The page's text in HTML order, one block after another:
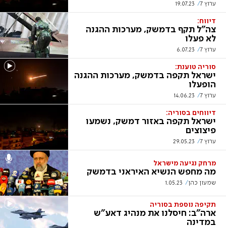
ערוץ 7 19.07.23
דיווח:
צה"ל תקף בדמשק, מערכות ההגנה
לא פעלו
ערוץ 7 6.07.23
סוריה טוענת:
ישראל תקפה בדמשק, מערכות ההגנה
הופעלו
ערוץ 7 14.06.23
דיווחים בסוריה:
ישראל תקפה באזור דמשק, נשמעו
פיצוצים
ערוץ 7 29.05.23
מרחק נגיעה מישראל
מה מחפש הנשיא האיראני בדמשק
שמעון כהן 1.05.23
תקיפה נוספת בסוריה
ארה"ב: חיסלנו את מנהיג דאע"ש
במדינה